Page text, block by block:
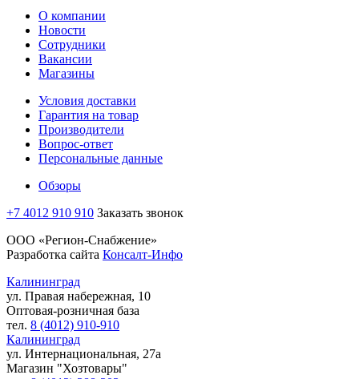
О компании
Новости
Сотрудники
Вакансии
Магазины
Условия доставки
Гарантия на товар
Производители
Вопрос-ответ
Персональные данные
Обзоры
+7 4012 910 910 Заказать звонок
ООО «Регион-Снабжение»
Разработка сайта Консалт-Инфо
Калининград
ул. Правая набережная, 10
Оптовая-розничная база
тел. 8 (4012) 910-910
Калининград
ул. Интернациональная, 27а
Магазин "Хозтовары"